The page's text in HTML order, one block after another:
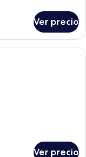
Ver precio
de hotel con una
Ver precio